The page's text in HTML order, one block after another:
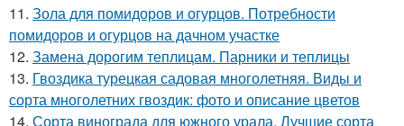
11. Зола для помидоров и огурцов. Потребности
помидоров и огурцов на дачном участке
12. Замена дорогим теплицам. Парники и теплицы
13. Гвоздика турецкая садовая многолетняя. Виды и
сорта многолетних гвоздик: фото и описание цветов
14. Сорта винограда для южного урала. Лучшие сорта